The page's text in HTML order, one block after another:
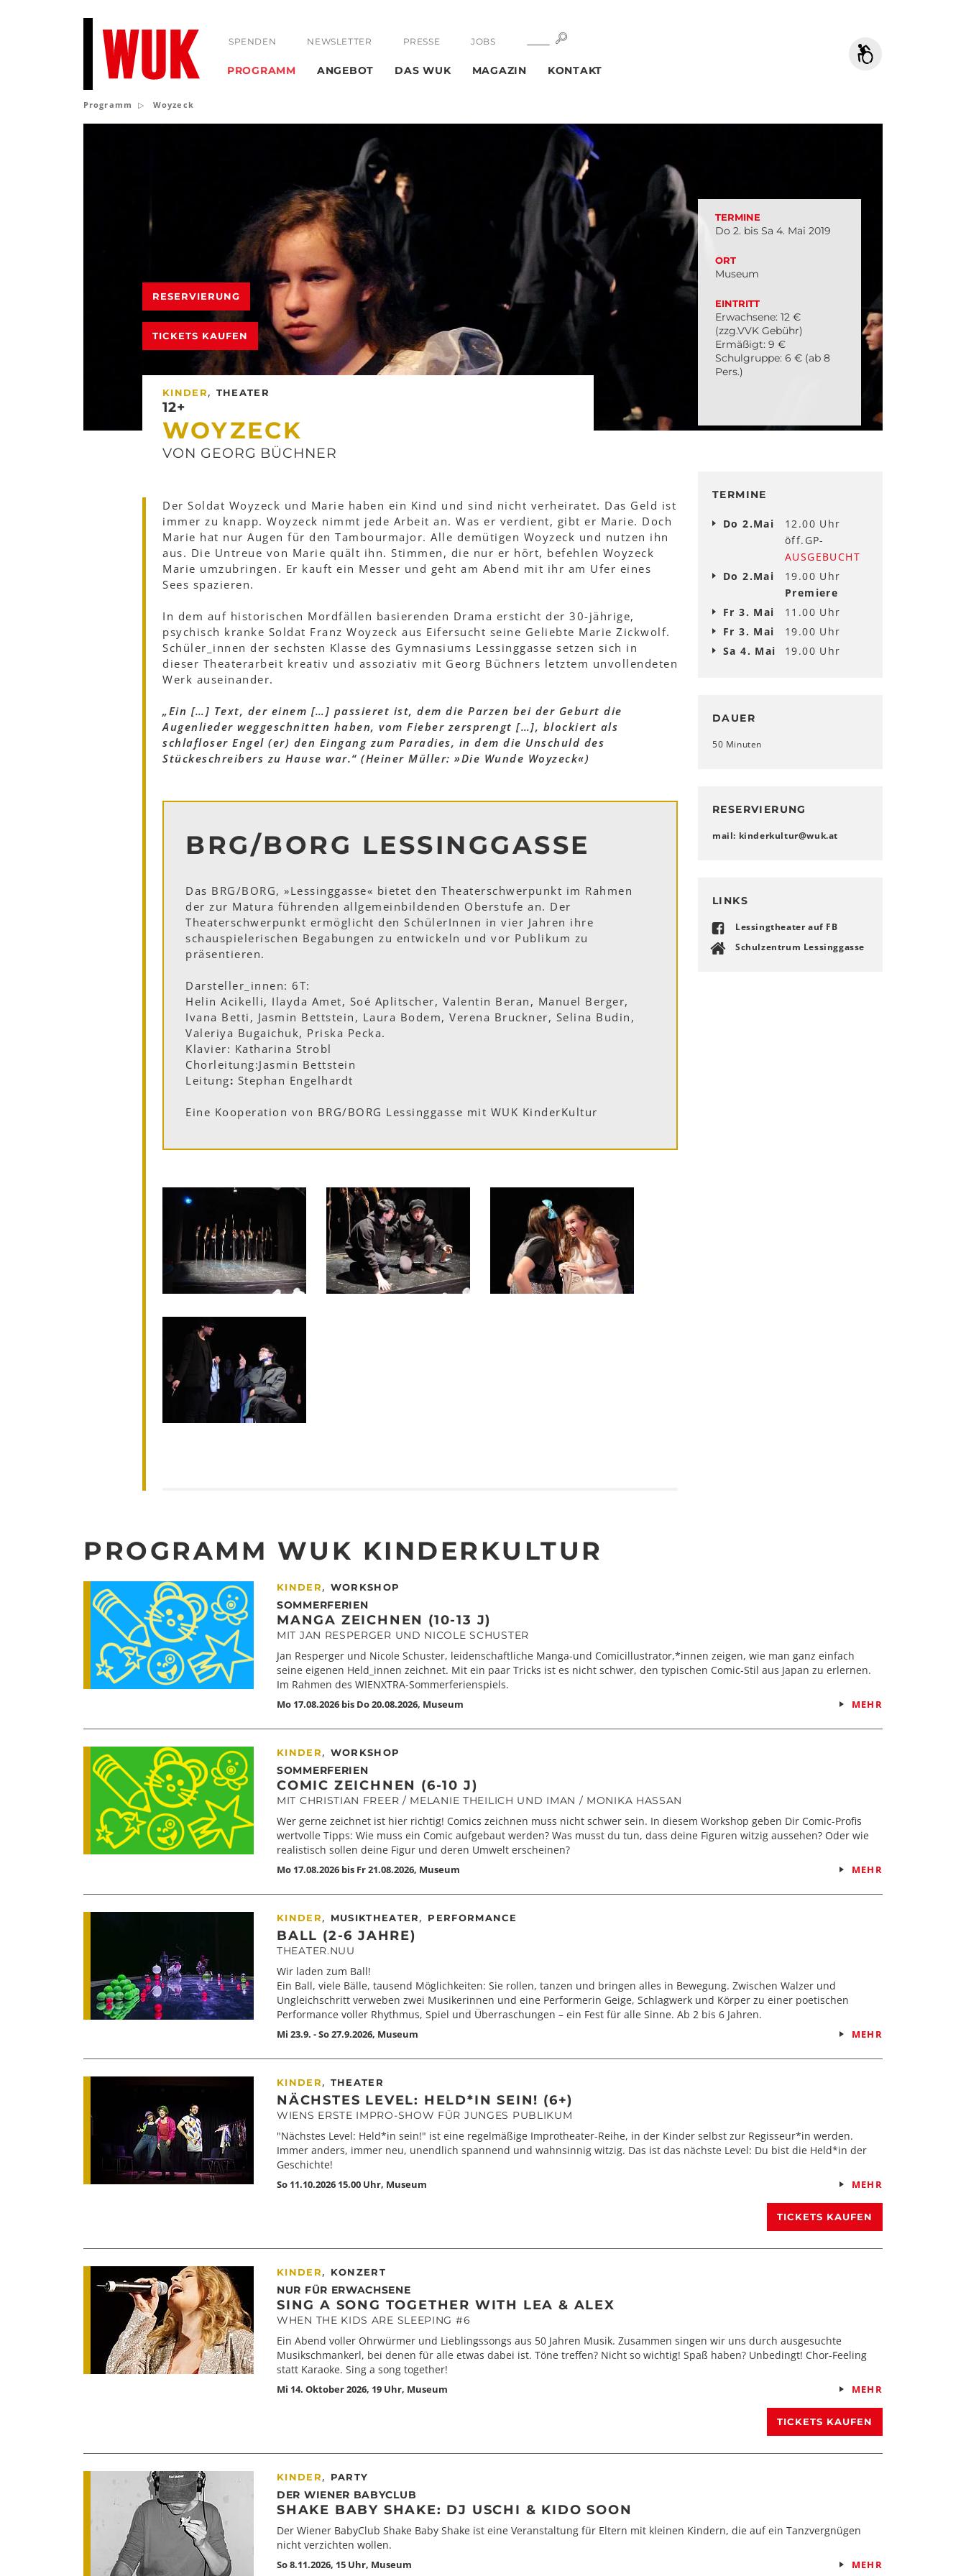
SPENDEN NEWSLETTER PRESSE JOBS SUCHE
PROGRAMM ANGEBOT DAS WUK MAGAZIN KONTAKT
Programm Woyzeck
RESERVIERUNG
TICKETS KAUFEN
TERMINE
Do 2. bis Sa 4. Mai 2019
ORT
Museum
EINTRITT
Erwachsene: 12 €
(zzg.VVK Gebühr)
Ermäßigt: 9 €
Schulgruppe: 6 € (ab 8
Pers.)
KINDER, THEATER
12+
WOYZECK
VON GEORG BÜCHNER
Der Soldat Woyzeck und Marie haben ein Kind und sind nicht verheiratet. Das Geld ist
immer zu knapp. Woyzeck nimmt jede Arbeit an. Was er verdient, gibt er Marie. Doch
Marie hat nur Augen für den Tambourmajor. Alle demütigen Woyzeck und nutzen ihn
aus. Die Untreue von Marie quält ihn. Stimmen, die nur er hört, befehlen Woyzeck
Marie umzubringen. Er kauft ein Messer und geht am Abend mit ihr am Ufer eines
Sees spazieren.
In dem auf historischen Mordfällen basierenden Drama ersticht der 30-jährige,
psychisch kranke Soldat Franz Woyzeck aus Eifersucht seine Geliebte Marie Zickwolf.
Schüler_innen der sechsten Klasse des Gymnasiums Lessinggasse setzen sich in
dieser Theaterarbeit kreativ und assoziativ mit Georg Büchners letztem unvollendeten
Werk auseinander.
„Ein […] Text, der einem […] passieret ist, dem die Parzen bei der Geburt die
Augenlieder weggeschnitten haben, vom Fieber zersprengt […], blockiert als
schlafloser Engel (er) den Eingang zum Paradies, in dem die Unschuld des
Stückeschreibers zu Hause war.“ (Heiner Müller: »Die Wunde Woyzeck«)
BRG/BORG LESSINGGASSE
Das BRG/BORG, »Lessinggasse« bietet den Theaterschwerpunkt im Rahmen
der zur Matura führenden allgemeinbildenden Oberstufe an. Der
Theaterschwerpunkt ermöglicht den SchülerInnen in vier Jahren ihre
schauspielerischen Begabungen zu entwickeln und vor Publikum zu
präsentieren.
Darsteller_innen: 6T:
Helin Acikelli, Ilayda Amet, Soé Aplitscher, Valentin Beran, Manuel Berger,
Ivana Betti, Jasmin Bettstein, Laura Bodem, Verena Bruckner, Selina Budin,
Valeriya Bugaichuk, Priska Pecka.
Klavier: Katharina Strobl
Chorleitung:Jasmin Bettstein
Leitung: Stephan Engelhardt
Eine Kooperation von BRG/BORG Lessinggasse mit WUK KinderKultur
TERMINE
Do 2.Mai
12.00 Uhr
öff.GP-
AUSGEBUCHT
Do 2.Mai
19.00 Uhr
Premiere
Fr 3. Mai
11.00 Uhr
Fr 3. Mai
19.00 Uhr
Sa 4. Mai
19.00 Uhr
DAUER
50 Minuten
RESERVIERUNG
mail: kinderkultur@wuk.at
LINKS
Lessingtheater auf FB
Schulzentrum Lessinggasse
PROGRAMM WUK KINDERKULTUR
KINDER, WORKSHOP
SOMMERFERIEN
MANGA ZEICHNEN (10-13 J)
MIT JAN RESPERGER UND NICOLE SCHUSTER
Jan Resperger und Nicole Schuster, leidenschaftliche Manga-und Comicillustrator,*innen zeigen, wie man ganz einfach
seine eigenen Held_innen zeichnet. Mit ein paar Tricks ist es nicht schwer, den typischen Comic-Stil aus Japan zu erlernen.
Im Rahmen des WIENXTRA-Sommerferienspiels.
Mo 17.08.2026 bis Do 20.08.2026, Museum MEHR
KINDER, WORKSHOP
SOMMERFERIEN
COMIC ZEICHNEN (6-10 J)
MIT CHRISTIAN FREER / MELANIE THEILICH UND IMAN / MONIKA HASSAN
Wer gerne zeichnet ist hier richtig! Comics zeichnen muss nicht schwer sein. In diesem Workshop geben Dir Comic-Profis
wertvolle Tipps: Wie muss ein Comic aufgebaut werden? Was musst du tun, dass deine Figuren witzig aussehen? Oder wie
realistisch sollen deine Figur und deren Umwelt erscheinen?
Mo 17.08.2026 bis Fr 21.08.2026, Museum MEHR
KINDER, MUSIKTHEATER, PERFORMANCE
BALL (2-6 JAHRE)
THEATER.NUU
Wir laden zum Ball!
Ein Ball, viele Bälle, tausend Möglichkeiten: Sie rollen, tanzen und bringen alles in Bewegung. Zwischen Walzer und
Ungleichschritt verweben zwei Musikerinnen und eine Performerin Geige, Schlagwerk und Körper zu einer poetischen
Performance voller Rhythmus, Spiel und Überraschungen – ein Fest für alle Sinne. Ab 2 bis 6 Jahren.
Mi 23.9. - So 27.9.2026, Museum MEHR
KINDER, THEATER
NÄCHSTES LEVEL: HELD*IN SEIN! (6+)
WIENS ERSTE IMPRO-SHOW FÜR JUNGES PUBLIKUM
"Nächstes Level: Held*in sein!" ist eine regelmäßige Improtheater-Reihe, in der Kinder selbst zur Regisseur*in werden.
Immer anders, immer neu, unendlich spannend und wahnsinnig witzig. Das ist das nächste Level: Du bist die Held*in der
Geschichte!
So 11.10.2026 15.00 Uhr, Museum MEHR
TICKETS KAUFEN
KINDER, KONZERT
NUR FÜR ERWACHSENE
SING A SONG TOGETHER WITH LEA & ALEX
WHEN THE KIDS ARE SLEEPING #6
Ein Abend voller Ohrwürmer und Lieblingssongs aus 50 Jahren Musik. Zusammen singen wir uns durch ausgesuchte
Musikschmankerl, bei denen für alle etwas dabei ist. Töne treffen? Nicht so wichtig! Spaß haben? Unbedingt! Chor-Feeling
statt Karaoke. Sing a song together!
Mi 14. Oktober 2026, 19 Uhr, Museum MEHR
TICKETS KAUFEN
KINDER, PARTY
DER WIENER BABYCLUB
SHAKE BABY SHAKE: DJ USCHI & KIDO SOON
Der Wiener BabyClub Shake Baby Shake ist eine Veranstaltung für Eltern mit kleinen Kindern, die auf ein Tanzvergnügen
nicht verzichten wollen.
So 8.11.2026, 15 Uhr, Museum MEHR